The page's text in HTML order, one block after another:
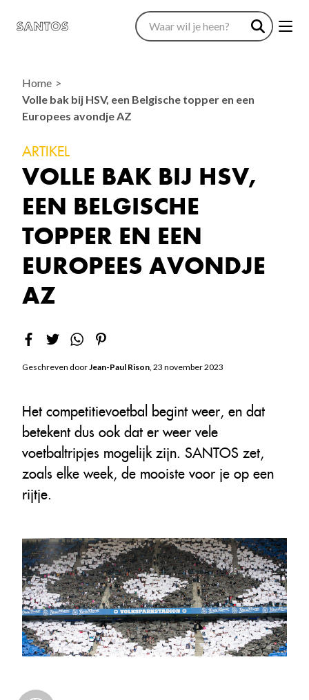
Home
Volle bak bij HSV, een Belgische topper en een
Europees avondje AZ
ARTIKEL
VOLLE BAK BIJ HSV,
EEN BELGISCHE
TOPPER EN EEN
EUROPEES AVONDJE
AZ
Geschreven doorJean-Paul Rison, 23 november 2023
Het competitievoetbal begint weer, en dat
betekent dus ook dat er weer vele
voetbaltripjes mogelijk zijn. SANTOS zet,
zoals elke week, de mooiste voor je op een
rijtje.